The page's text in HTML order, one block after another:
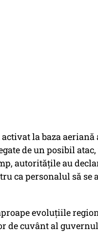
la baza
de un posibil
autoritățile au
ca personalul să se
evoluțiile
de cuvânt al